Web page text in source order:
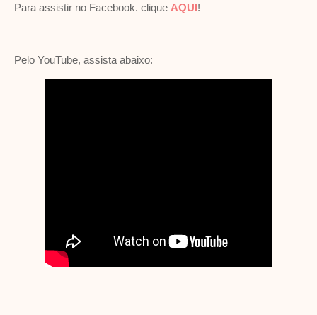
Para assistir no Facebook. clique AQUI!
Pelo YouTube, assista abaixo: